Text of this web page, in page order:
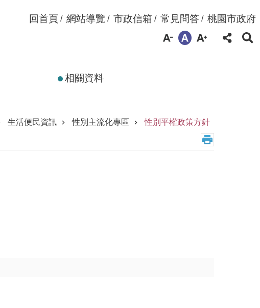
回首頁 網站導覽 市政信箱 常見問答 桃園市政府
相關資料
生活便民資訊 性別主流化專區 性別平權政策方針